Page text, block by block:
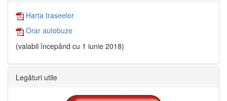
Harta traseelor
Orar autobuze
(valabil începând cu 1 iunie 2018)
Legături utile